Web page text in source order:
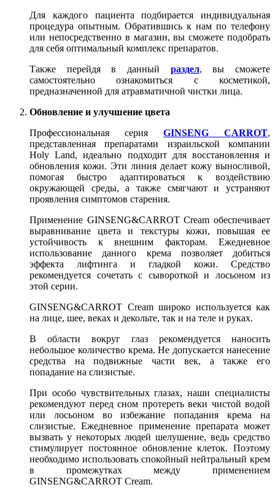
Для каждого пациента подбирается индивидуальная
процедура опытным. Обратившись к нам по телефону
или непосредственно в магазин, вы сможете подобрать
для себя оптимальный комплекс препаратов.
Также перейдя в данный раздел, вы сможете
самостоятельно ознакомиться с косметикой,
предназначенной для атравматичной чистки лица.
Обновление и улучшение цвета
Профессиональная серия GINSENG CARROT,
представленная препаратами израильской компании
Holy Land, идеально подходит для восстановления и
обновления кожи. Эти линия делает кожу выносливой,
помогая быстро адаптироваться к воздействию
окружающей среды, а также смягчают и устраняют
проявления симптомов старения.
Применение GINSENG&CARROT Cream обеспечивает
выравнивание цвета и текстуры кожи, повышая ее
устойчивость к внешним факторам. Ежедневное
использование данного крема позволяет добиться
эффекта лифтинга и гладкой кожи. Средство
рекомендуется сочетать с сывороткой и лосьоном из
этой серии.
GINSENG&CARROT Cream широко используется как
на лице, шее, веках и декольте, так и на теле и руках.
В области вокруг глаз рекомендуется наносить
небольшое количество крема. Не допускается нанесение
средства на подвижные части век, а также его
попадание на слизистые.
При особо чувствительных глазах, наши специалисты
рекомендуют перед сном протереть веки чистой водой
или лосьоном во избежание попадания крема на
слизистые. Ежедневное применение препарата может
вызвать у некоторых людей шелушение, ведь средство
стимулирует постоянное обновление клеток. Поэтому
необходимо использовать спокойный нейтральный крем
в промежутках между применением
GINSENG&CARROT Cream.